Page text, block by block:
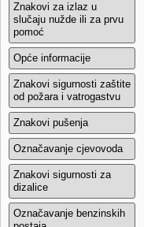
Znakovi za izlaz u
slučaju nužde ili za prvu
pomoć
Opće informacije
Znakovi sigurnosti zaštite
od požara i vatrogastvu
Znakovi pušenja
Označavanje cjevovoda
Znakovi sigurnosti za
dizalice
Označavanje benzinskih